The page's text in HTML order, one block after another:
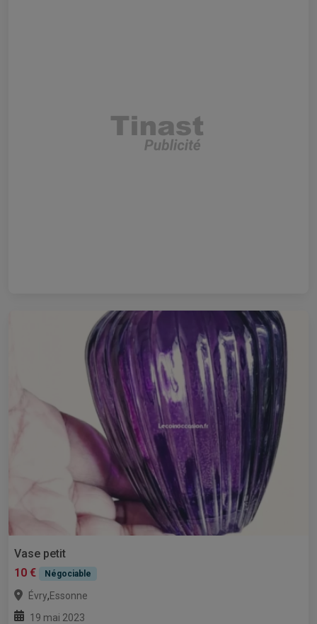
Vase petit
10 €
Négociable
Évry,Essonne
19 mai 2023